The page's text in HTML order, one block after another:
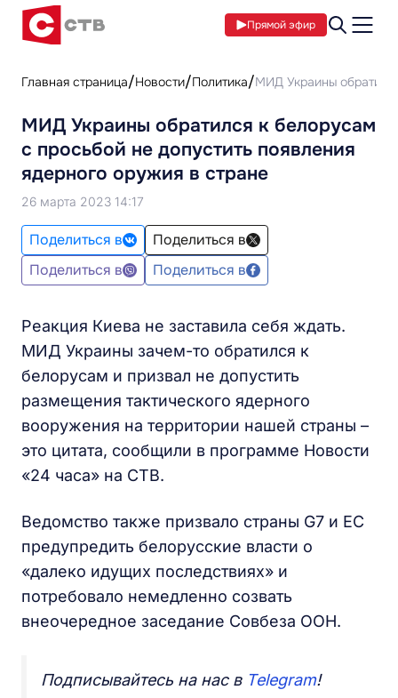
Прямой эфир
Главная страница Новости Политика МИД Украины
МИД Украины обратился к белорусам
с просьбой не допустить появления
ядерного оружия в стране
26 марта 2023 14:17
Поделиться в
Поделиться в
Поделиться в
Поделиться в
Реакция Киева не заставила себя ждать.
МИД Украины зачем-то обратился к
белорусам и призвал не допустить
размещения тактического ядерного
вооружения на территории нашей страны –
это цитата, сообщили в программе Новости
«24 часа» на СТВ.
Ведомство также призвало страны G7 и ЕС
предупредить белорусские власти о
«далеко идущих последствиях» и
потребовало немедленно созвать
внеочередное заседание Совбеза ООН.
Подписывайтесь на нас в Telegram!